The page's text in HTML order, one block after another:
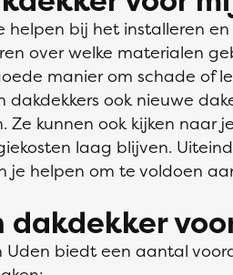
helpen bij het installeren
over welke materialen
manier om schade of
dakdekkers ook nieuwe
kunnen ook kijken naar
laag blijven.
je helpen om te voldoen
dakdekker
Uden biedt een aantal